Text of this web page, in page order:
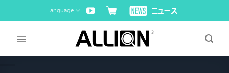
to
Language